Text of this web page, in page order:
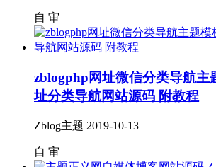
自 审
zblogphp网址微信分类导航主
址分类导航网站源码 附教程
Zblog主题 2019-10-13
自 审